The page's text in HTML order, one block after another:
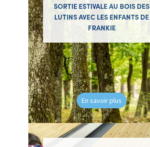
SORTIE ESTIVALE AU BOIS DES
LUTINS AVEC LES ENFANTS DE
FRANKIE
En savoir plus